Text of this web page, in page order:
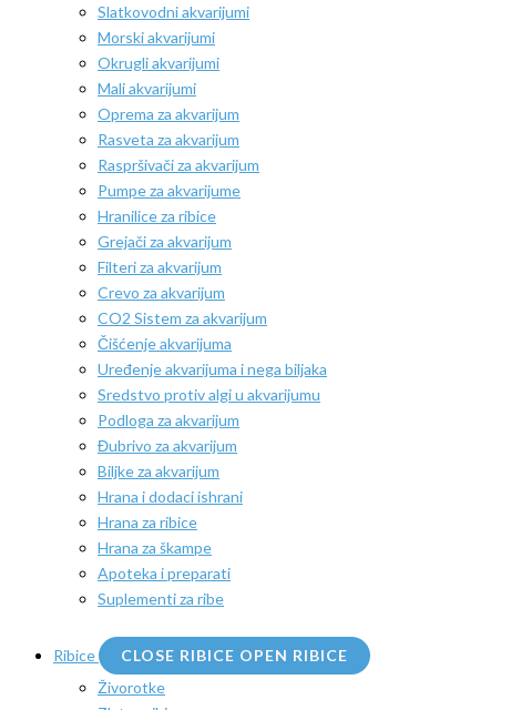
Slatkovodni akvarijumi
Morski akvarijumi
Okrugli akvarijumi
Mali akvarijumi
Oprema za akvarijum
Rasveta za akvarijum
Raspršivači za akvarijum
Pumpe za akvarijume
Hranilice za ribice
Grejači za akvarijum
Filteri za akvarijum
Crevo za akvarijum
CO2 Sistem za akvarijum
Čišćenje akvarijuma
Uređenje akvarijuma i nega biljaka
Sredstvo protiv algi u akvarijumu
Podloga za akvarijum
Đubrivo za akvarijum
Biljke za akvarijum
Hrana i dodaci ishrani
Hrana za ribice
Hrana za škampe
Apoteka i preparati
Suplementi za ribe
Ribice CLOSE RIBICE OPEN RIBICE
Živorotke